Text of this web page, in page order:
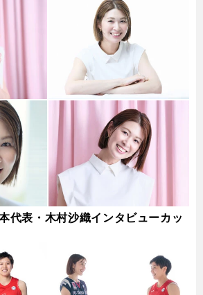
代表・木村沙織インタビューカッ